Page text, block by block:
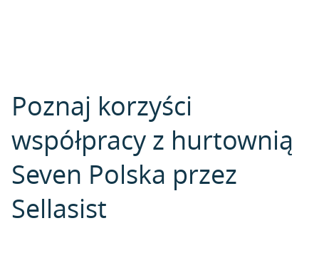
Poznaj korzyści
współpracy z hurtownią
Seven Polska przez
Sellasist